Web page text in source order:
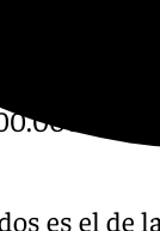
en
es el